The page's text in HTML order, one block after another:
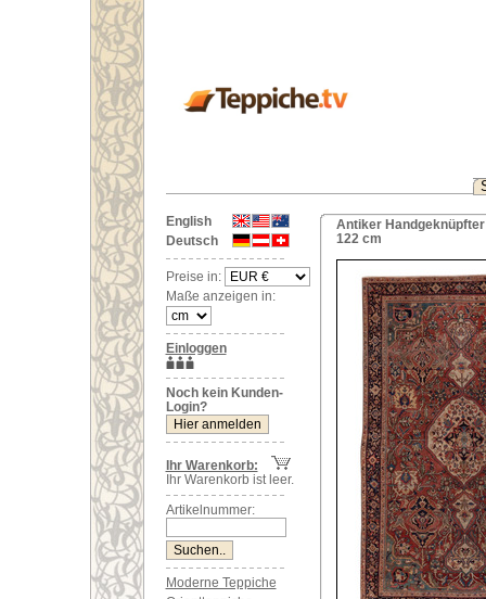
English
Deutsch
Preise in:
Maße anzeigen in:
Einloggen
Noch kein Kunden-
Login?
Ihr Warenkorb:
Ihr Warenkorb ist leer.
Artikelnummer:
Moderne Teppiche
Antiker Handgeknüpfter
122 cm